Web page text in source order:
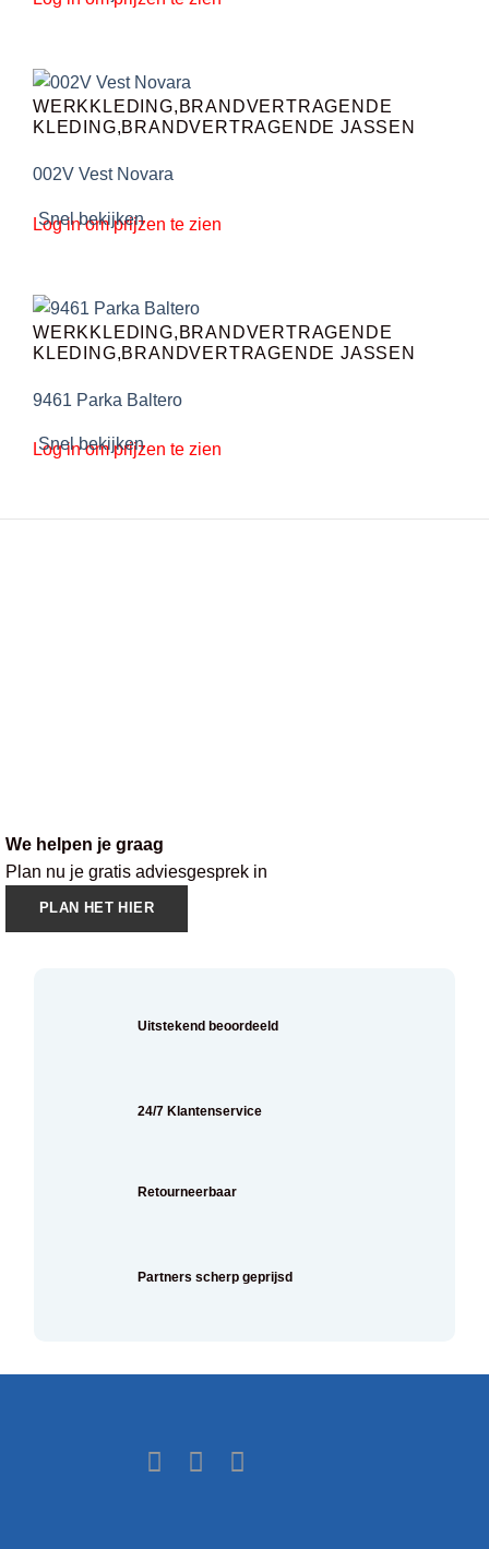
Snel bekijken
WERKKLEDING,BRANDVERTRAGENDE
KLEDING,BRANDVERTRAGENDE JASSEN
002V Vest Novara
Log in om prijzen te zien
Snel bekijken
WERKKLEDING,BRANDVERTRAGENDE
KLEDING,BRANDVERTRAGENDE JASSEN
9461 Parka Baltero
Log in om prijzen te zien
We helpen je graag
Plan nu je gratis adviesgesprek in
PLAN HET HIER
Uitstekend beoordeeld
24/7 Klantenservice
Retourneerbaar
Partners scherp geprijsd